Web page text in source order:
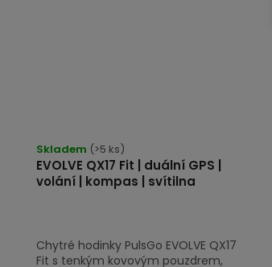
EVOLVE QX17 Fit | duální GPS |
volání | kompas | svítilna
Skladem (>5 ks)
Chytré hodinky PulsGo EVOLVE QX17
Fit s tenkým kovovým pouzdrem,